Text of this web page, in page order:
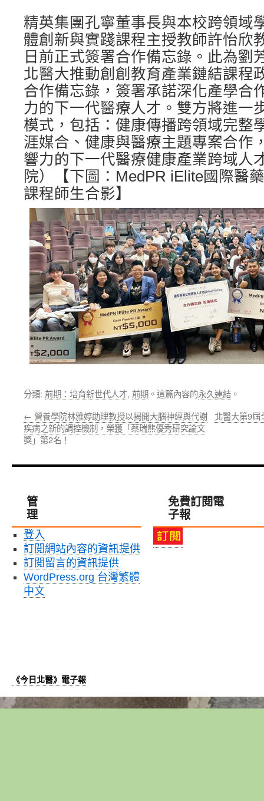
精英集團孔寧董事長與本校跨領域
體創新與實踐課程主授教師許怡欣
日前正式簽署合作備忘錄。此為劉
北醫大推動創創教育產業鏈結課程
合作備忘錄，簽署承諾深化產學合
力的下一代醫療人才。雙方將進一
模式，包括：健康傳播跨領域完整
涯媒合、健康與醫療主題專案合作
響力的下一代醫療健康產業跨域人
院）【下圖：MedPR iElite國際醫
課程師生合影】
分類: 前期：培育新世代人才, 前期 。這篇內容的永久連結 。
← 營養學院林雅婷助理教授以揭開大腦神經與代謝
疾病之新的調控機制，榮獲「蔡瑞熊優秀研究論文
獎」第2名！
北醫大第9屆
管
理
登入
訂閱網站內容的資訊提供
訂閱留言的資訊提供
WordPress.org 台灣繁體
中文
免費訂閱電
子報
《今日北醫》電子報